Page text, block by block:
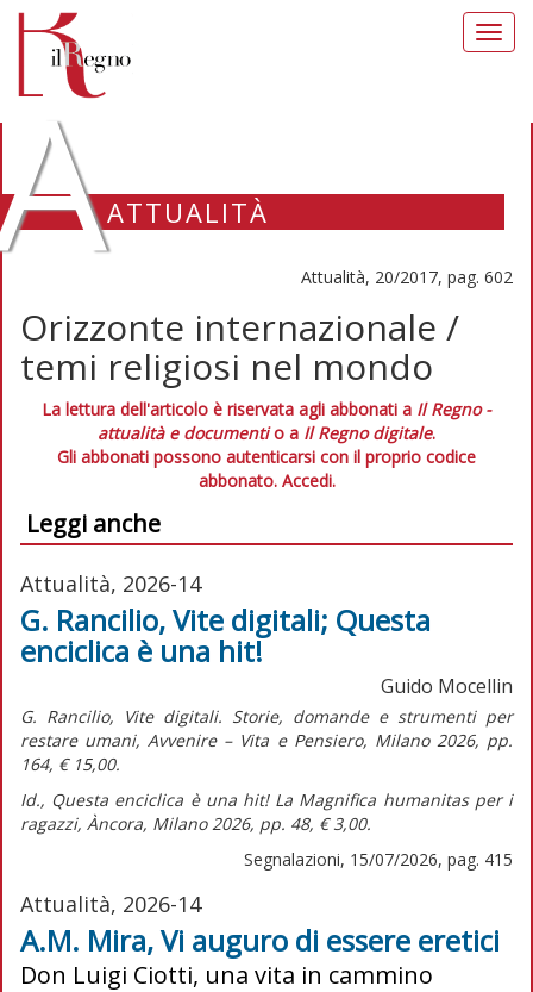
ATTUALITÀ
Attualità, 20/2017, pag. 602
Orizzonte internazionale /
temi religiosi nel mondo
La lettura dell'articolo è riservata agli abbonati a Il Regno -
attualità e documentio a Il Regno digitale.
Gli abbonati possono autenticarsi con il proprio codice
abbonato. Accedi.
Leggi anche
Attualità, 2026-14
G. Rancilio, Vite digitali; Questa
enciclica è una hit!
Guido Mocellin
G. Rancilio, Vite digitali. Storie, domande e strumenti per
restare umani, Avvenire – Vita e Pensiero, Milano 2026, pp.
164, € 15,00.
Id., Questa enciclica è una hit! La Magnifica humanitas per i
ragazzi, Àncora, Milano 2026, pp. 48, € 3,00.
Segnalazioni, 15/07/2026, pag. 415
Attualità, 2026-14
A.M. Mira, Vi auguro di essere eretici
Don Luigi Ciotti, una vita in cammino